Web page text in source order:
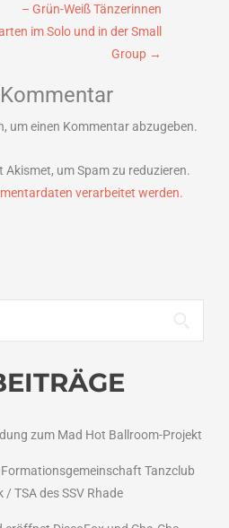
– Grün-Weiß Tänzerinnen
im Solo und in der Small
Group →
um einen Kommentar abzugeben.
Akismet, um Spam zu reduzieren.
verarbeitet werden.
zum Mad Hot Ballroom-Projekt
Tanzclub
/ TSA des SSV Rhade